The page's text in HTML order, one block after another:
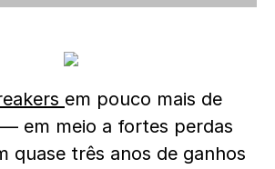
em pouco mais de
em meio a fortes perdas
quase três anos de ganhos